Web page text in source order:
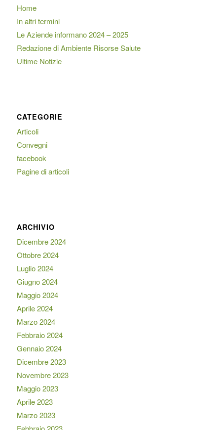
Home
In altri termini
Le Aziende informano 2024 – 2025
Redazione di Ambiente Risorse Salute
Ultime Notizie
CATEGORIE
Articoli
Convegni
facebook
Pagine di articoli
ARCHIVIO
Dicembre 2024
Ottobre 2024
Luglio 2024
Giugno 2024
Maggio 2024
Aprile 2024
Marzo 2024
Febbraio 2024
Gennaio 2024
Dicembre 2023
Novembre 2023
Maggio 2023
Aprile 2023
Marzo 2023